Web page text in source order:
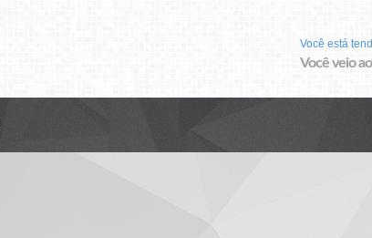
Você está
Você veio